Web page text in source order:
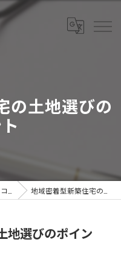
の土地選びの
コラム 地域密着型新築住宅の土地選びのポイント
地選びのポイン